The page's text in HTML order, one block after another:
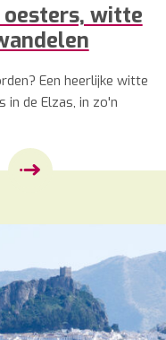
oesters, witte
Een heerlijke witte
in de Elzas, in zo'n